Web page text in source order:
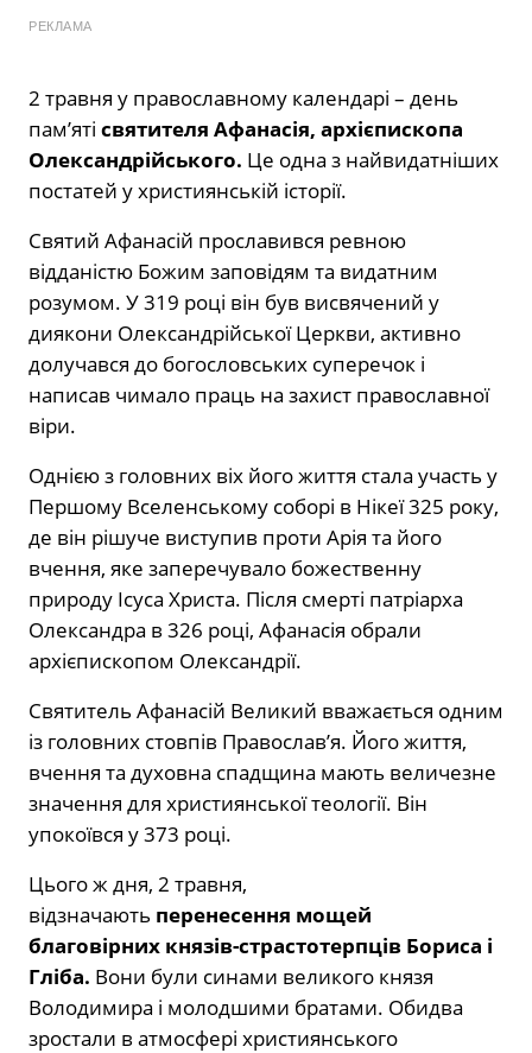
РЕКЛАМА
2 травня у православному календарі – день
пам’яті святителя Афанасія, архієпископа
Олександрійського. Це одна з найвидатніших
постатей у християнській історії.
Святий Афанасій прославився ревною
відданістю Божим заповідям та видатним
розумом. У 319 році він був висвячений у
диякони Олександрійської Церкви, активно
долучався до богословських суперечок і
написав чимало праць на захист православної
віри.
Однією з головних віх його життя стала участь у
Першому Вселенському соборі в Нікеї 325 року,
де він рішуче виступив проти Арія та його
вчення, яке заперечувало божественну
природу Ісуса Христа. Після смерті патріарха
Олександра в 326 році, Афанасія обрали
архієпископом Олександрії.
Святитель Афанасій Великий вважається одним
із головних стовпів Православ’я. Його життя,
вчення та духовна спадщина мають величезне
значення для християнської теології. Він
упокоївся у 373 році.
Цього ж дня, 2 травня,
відзначають перенесення мощей
благовірних князів-страстотерпців Бориса і
Гліба. Вони були синами великого князя
Володимира і молодшими братами. Обидва
зростали в атмосфері християнського